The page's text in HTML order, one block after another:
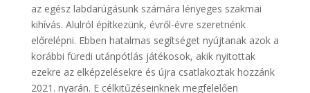
az egész labdarúgásunk számára lényeges szakmai
kihívás. Alulról építkezünk, évről-évre szeretnénk
előrelépni. Ebben hatalmas segítséget nyújtanak azok a
korábbi füredi utánpótlás játékosok, akik nyitottak
ezekre az elképzelésekre és újra csatlakoztak hozzánk
2021. nyarán. E célkitűzéseinknek megfelelően